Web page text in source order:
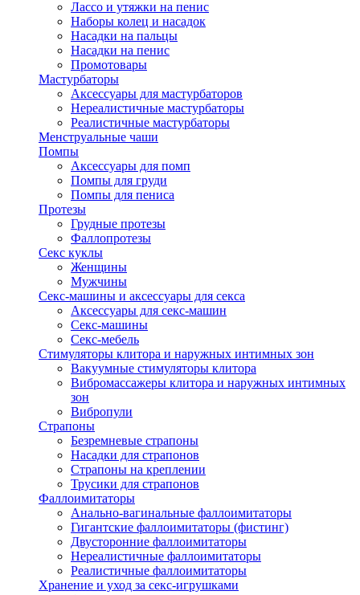
Лассо и утяжки на пенис
Наборы колец и насадок
Насадки на пальцы
Насадки на пенис
Промотовары
Мастурбаторы
Аксессуары для мастурбаторов
Нереалистичные мастурбаторы
Реалистичные мастурбаторы
Менструальные чаши
Помпы
Аксессуары для помп
Помпы для груди
Помпы для пениса
Протезы
Грудные протезы
Фаллопротезы
Секс куклы
Женщины
Мужчины
Секс-машины и аксессуары для секса
Аксессуары для секс-машин
Секс-машины
Секс-мебель
Стимуляторы клитора и наружных интимных зон
Вакуумные стимуляторы клитора
Вибромассажеры клитора и наружных интимных
зон
Вибропули
Страпоны
Безремневые страпоны
Насадки для страпонов
Страпоны на креплении
Трусики для страпонов
Фаллоимитаторы
Анально-вагинальные фаллоимитаторы
Гигантские фаллоимитаторы (фистинг)
Двусторонние фаллоимитаторы
Нереалистичные фаллоимитаторы
Реалистичные фаллоимитаторы
Хранение и уход за секс-игрушками